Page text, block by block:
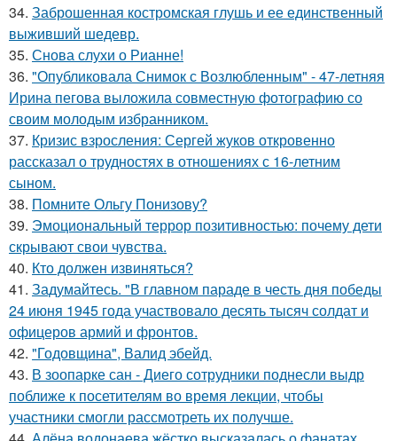
34. Заброшенная костромская глушь и ее единственный
выживший шедевр.
35. Снова слухи о Рианне!
36. "Опубликовала Снимок с Возлюбленным" - 47-летняя
Ирина пегова выложила совместную фотографию со
своим молодым избранником.
37. Кризис взросления: Сергей жуков откровенно
рассказал о трудностях в отношениях с 16-летним
сыном.
38. Помните Ольгу Понизову?
39. Эмоциональный террор позитивностью: почему дети
скрывают свои чувства.
40. Кто должен извиняться?
41. Задумайтесь. "В главном параде в честь дня победы
24 июня 1945 года участвовало десять тысяч солдат и
офицеров армий и фронтов.
42. "Годовщина", Валид эбейд.
43. В зоопарке сан - Диего сотрудники поднесли выдр
поближе к посетителям во время лекции, чтобы
участники смогли рассмотреть их получше.